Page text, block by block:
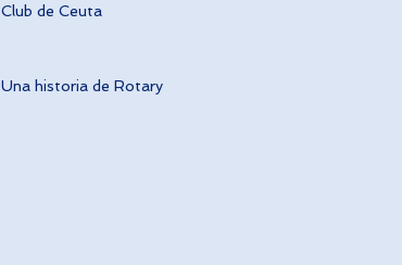
Club de Ceuta
Una historia de Rotary